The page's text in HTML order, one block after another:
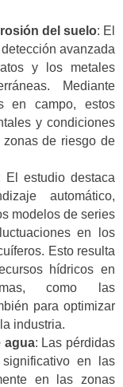
del suelo: El
avanzada
y los metales
Mediante
en campo, estos
y condiciones
de riesgo de
El estudio destaca
automático,
modelos de series
en los
Esto resulta
hídricos en
como las
para optimizar
industria.
agua: Las pérdidas
en las
en las zonas